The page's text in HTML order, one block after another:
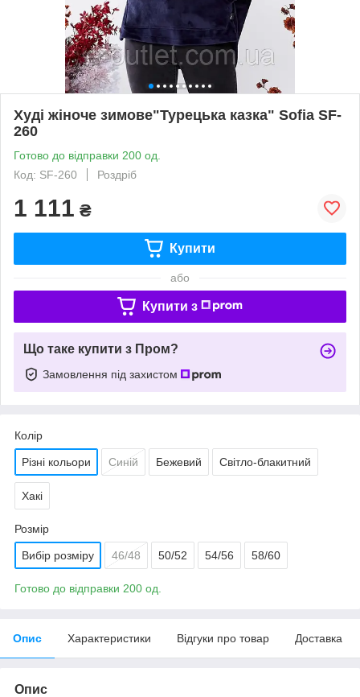
Худі жіноче зимове"Турецька казка" Sofia SF-
260
Готово до відправки 200 од.
Код: SF-260
Роздріб
1 111 ₴
Купити
або
Купити з
Що таке купити з Пром?
Замовлення під захистом
Колір
Різні кольори Синій Бежевий Світло-блакитний
Хакі
Розмір
Вибір розміру 46/48 50/52 54/56 58/60
Готово до відправки 200 од.
Опис Характеристики Відгуки про товар Доставка
Опис